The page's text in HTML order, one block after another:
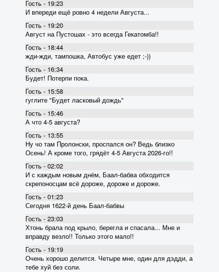
Гость - 19:23
И впереди ещё ровно 4 недели Августа...
Гость - 19:20
Август на Пустошах - это всегда Гекатомба!!
Гость - 18:44
жди-жди, тампошка, Автобус уже едет ;-))
Гость - 16:34
Будет! Потерпи пока.
Гость - 15:58
гуглите "Будет ласковый дождь"
Гость - 15:46
А что 4-5 августа?
Гость - 13:55
Ну чо там Пролонски, проспался он? Ведь близко
Осень! А кроме того, грядёт 4-5 Августа 2026-го!!
Гость - 02:02
И с каждым новым днём, Баал-бабва обходится
скрепоносцам всё дороже, дороже и дороже.
Гость - 01:23
Сегодня 1622-й день Баал-бабвы
Гость - 23:03
Хтонь брала под крыло, берегла и спасала... Мне и
вправду везло!! Только этого мало!!
Гость - 19:19
Очень хорошо делится. Четыре мне, один для дэдди, а
тебе хуй без соли.